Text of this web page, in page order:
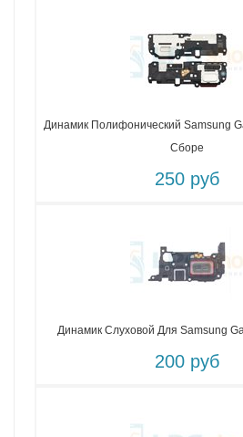
Динамик Полифонический Samsung
Сборе
250 руб
Динамик Слуховой Для Samsung
200 руб